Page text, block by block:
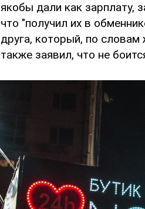
якобы дали как зарплату,
что "получил их в
друга, который, по
также заявил, что не